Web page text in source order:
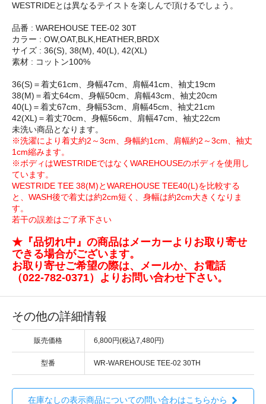
WESTRIDEとは異なるテイストを楽しんで頂けるでしょう。
品番 : WAREHOUSE TEE-02 30T
カラー : OW,OAT,BLK,HEATHER,BRDX
サイズ : 36(S), 38(M), 40(L), 42(XL)
素材 : コットン100%
36(S)＝着丈61cm、身幅47cm、肩幅41cm、袖丈19cm
38(M)＝着丈64cm、身幅50cm、肩幅43cm、袖丈20cm
40(L)＝着丈67cm、身幅53cm、肩幅45cm、袖丈21cm
42(XL)＝着丈70cm、身幅56cm、肩幅47cm、袖丈22cm
未洗い商品となります。
※洗濯により着丈約2～3cm、身幅約1cm、肩幅約2～3cm、袖丈
1cm縮みます。
※ボディはWESTRIDEではなくWAREHOUSEのボディを使用し
ています。
WESTRIDE TEE 38(M)とWAREHOUSE TEE40(L)を比較する
と、WASH後で着丈は約2cm短く、身幅は約2cm大きくなりま
す。
若干の誤差はご了承下さい
★『品切れ中』の商品はメーカーよりお取り寄せ
できる場合がございます。
お取り寄せご希望の際は、メールか、お電話
（022-782-0371）よりお問い合わせ下さい。
その他の詳細情報
販売価格 6,800円(税込7,480円)
型番 WR-WAREHOUSE TEE-02 30TH
在庫なしの表示商品についての問い合わはこちらから